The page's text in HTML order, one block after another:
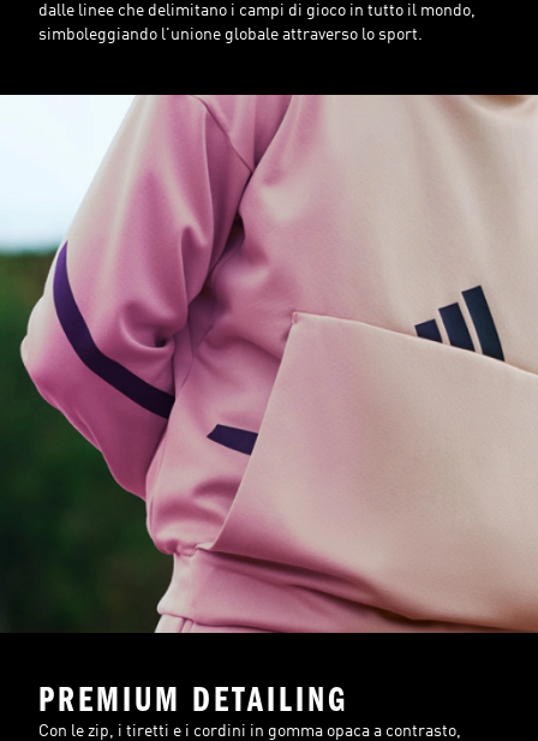
dalle linee che delimitano i campi di gioco in tutto il mondo,
simboleggiando l'unione globale attraverso lo sport.
PREMIUM DETAILING
Con le zip, i tiretti e i cordini in gomma opaca a contrasto,